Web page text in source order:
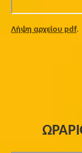
Λήψη αρχείου pdf.